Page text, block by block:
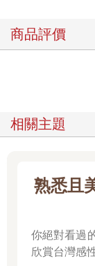
商品評價
相關主題
熟悉且
你絕對看過
欣賞台灣感